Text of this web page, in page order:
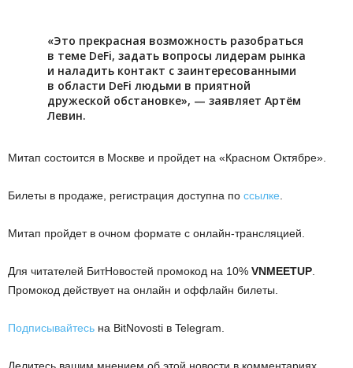
«Это прекрасная возможность разобраться
в теме DeFi, задать вопросы лидерам рынка
и наладить контакт с заинтересованными
в области DeFi людьми в приятной
дружеской обстановке», — заявляет Артём
Левин.
Митап состоится в Москве и пройдет на «Красном Октябре».
Билеты в продаже, регистрация доступна по ссылке
Митап пройдет в очном формате с онлайн-трансляцией.
Для читателей БитНовостей промокод на 10% VNMEETUP
Промокод действует на онлайн и оффлайн билеты.
Подписывайтесь на BitNovosti в Telegram.